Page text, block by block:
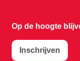
Op de hoogte
Inschrijven